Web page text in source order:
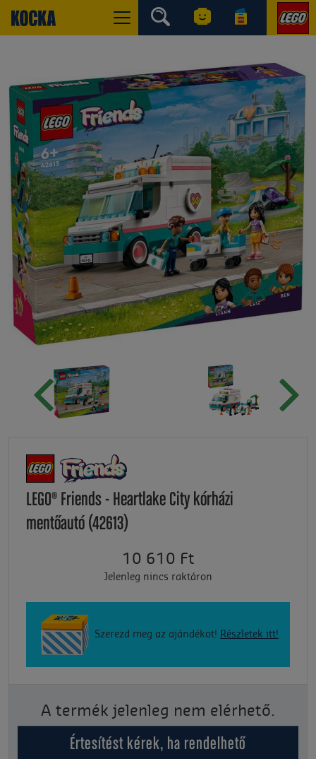
LEGO® Friends - Heartlake City kórházi
mentőautó (42613)
10 610 Ft
Jelenleg nincs raktáron
Szerezd meg az ajándékot! Részletek itt!
A termék jelenleg nem elérhető.
Értesítést kérek, ha rendelhető